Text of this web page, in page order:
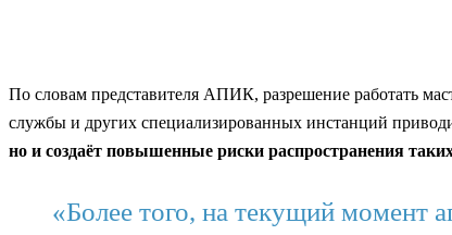
По словам представителя АПИК, разрешение работать
службы и других специализированных инстанций
но и создаёт повышенные риски распространения
«Более того, на текущий момент